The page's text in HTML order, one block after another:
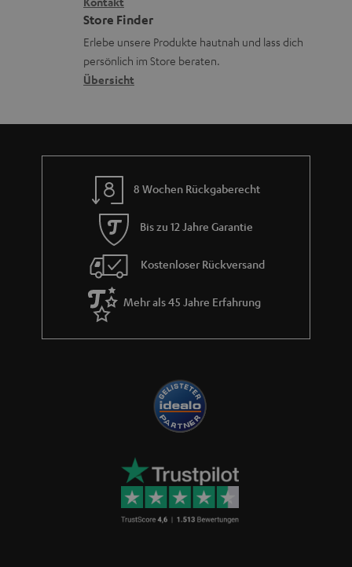
z
u
r
G
r
a
i
k
o
n
t
d
a
t
n
Store Finder
Erlebe unsere Produkte hautnah und lass dich
persönlich im Store beraten.
Übersicht
8 Wochen Rückgaberecht
Bis zu 12 Jahre Garantie
Kostenloser Rückversand
Mehr als 45 Jahre Erfahrung